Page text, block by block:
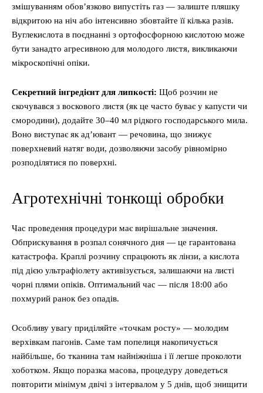
змішуванням обов’язково випустіть газ — залиште пляшку
відкритою на ніч або інтенсивно збовтайте її кілька разів.
Вуглекислота в поєднанні з ортофосфорною кислотою може
бути занадто агресивною для молодого листя, викликаючи
мікроскопічні опіки.
Секретний інгредієнт для липкості: Щоб розчин не
скочувався з воскового листя (як це часто буває у капусти чи
смородини), додайте 30–40 мл рідкого господарського мила.
Воно виступає як ад’ювант — речовина, що знижує
поверхневий натяг води, дозволяючи засобу рівномірно
розподілятися по поверхні.
Агротехнічні тонкощі обробки
Час проведення процедури має вирішальне значення.
Обприскування в розпал сонячного дня — це гарантована
катастрофа. Краплі розчину спрацюють як лінзи, а кислота
під дією ультрафіолету активізується, залишаючи на листі
чорні плями опіків. Оптимальний час — після 18:00 або
похмурий ранок без опадів.
Особливу увагу приділяйте «точкам росту» — молодим
верхівкам пагонів. Саме там попелиця накопичується
найбільше, бо тканина там найніжніша і її легше проколоти
хоботком. Якщо поразка масова, процедуру доведеться
повторити мінімум двічі з інтервалом у 5 днів, щоб знищити